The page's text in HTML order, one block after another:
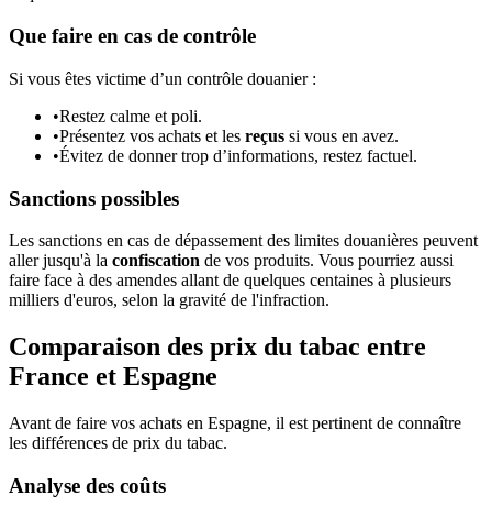
Que faire en cas de contrôle
Si vous êtes victime d’un contrôle douanier :
•Restez calme et poli.
•Présentez vos achats et les reçus si vous en avez.
•Évitez de donner trop d’informations, restez factuel.
Sanctions possibles
Les sanctions en cas de dépassement des limites douanières peuvent
aller jusqu'à la confiscation de vos produits. Vous pourriez aussi
faire face à des amendes allant de quelques centaines à plusieurs
milliers d'euros, selon la gravité de l'infraction.
Comparaison des prix du tabac entre
France et Espagne
Avant de faire vos achats en Espagne, il est pertinent de connaître
les différences de prix du tabac.
Analyse des coûts